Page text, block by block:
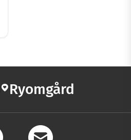
Ryomgård